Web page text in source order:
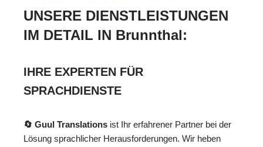
UNSERE DIENSTLEISTUNGEN
IM DETAIL IN Brunnthal:
IHRE EXPERTEN FÜR
SPRACHDIENSTE
🔄 Guul Translations ist Ihr erfahrener Partner bei der
Lösung sprachlicher Herausforderungen. Wir heben